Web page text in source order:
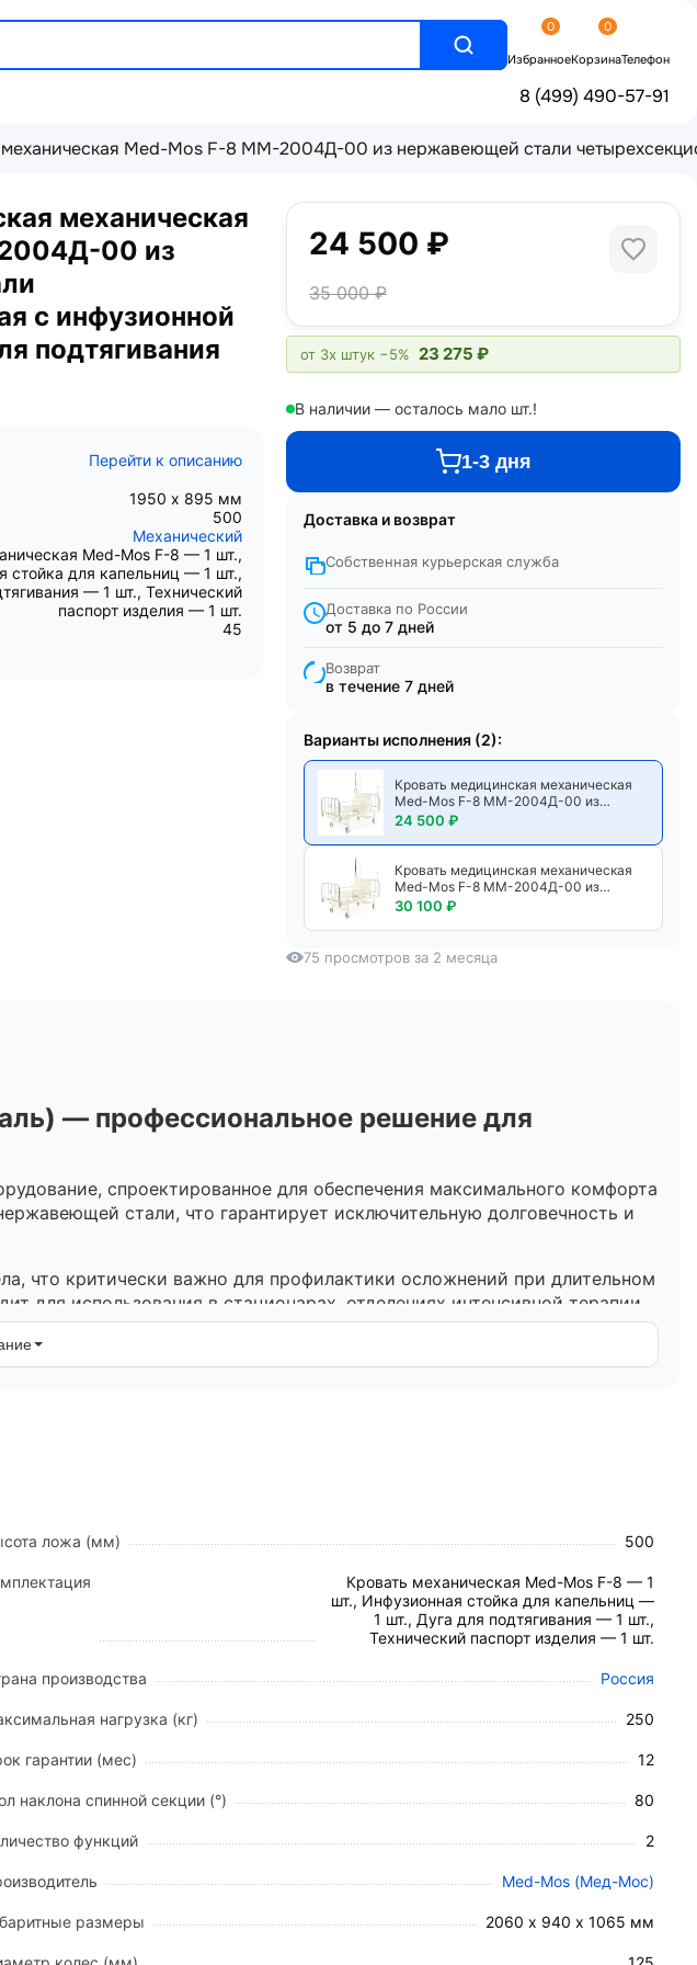
0
Избранное
0
КорзинаТелефон
8 (499) 490-57-91
Med-Mos F-8 ММ-2004Д-00 из нержавеющей стали
механическая
00 из
с инфузионной
подтягивания
Перейти к описанию
1950 х 895 мм
500
Механический
Med-Mos F-8 — 1 шт.,
стойка для капельниц — 1 шт.,
— 1 шт., Технический
паспорт изделия — 1 шт.
45
24 500 ₽
35 000 ₽
от 3х штук −5% 23 275 ₽
В наличии — осталось мало шт.!
1-3 дня
Доставка и возврат
Собственная курьерская служба
Доставка по России
от 5 до 7 дней
Возврат
в течение 7 дней
Варианты исполнения (2):
Кровать медицинская механическая
Med-Mos F-8 ММ-2004Д-00 из
нержавеющей стали
стойкой и дугой для подтягивания
24 500 ₽
Кровать медицинская механическая
Med-Mos F-8 ММ-2004Д-00 из
нержавеющей стали
стойкой и дугой для подтягивания, с
матрасом
30 100 ₽
75 просмотров за 2 месяца
— профессиональное решение для
спроектированное для обеспечения максимального комфорта
стали, что гарантирует исключительную долговечность и
что критически важно для профилактики осложнений при длительном
для использования в стационарах, отделениях интенсивной терапии,
из ударопрочных материалов, которые легко поддаются
ложа (мм) 500
Кровать механическая Med-Mos F-8 — 1
шт., Инфузионная стойка для капельниц —
1 шт., Дуга для подтягивания — 1 шт.,
Технический паспорт изделия — 1 шт.
производства Россия
нагрузка (кг) 250
гарантии (мес) 12
наклона спинной секции (°) 80
функций 2
Med-Mos (Мед-Мос)
размеры 2060 х 940 х 1065 мм